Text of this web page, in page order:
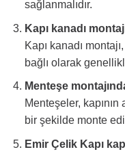
sağlanmalıdır.
Kapı kanadı
Kapı kanadı
bağlı olarak
Menteşe
Menteşeler, kapının
bir şekilde monte
Emir Çelik Kapı